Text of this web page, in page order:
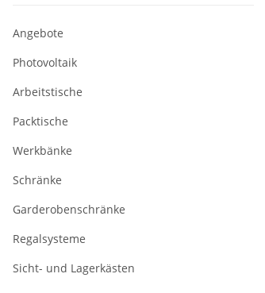
Angebote
Photovoltaik
Arbeitstische
Packtische
Werkbänke
Schränke
Garderobenschränke
Regalsysteme
Sicht- und Lagerkästen